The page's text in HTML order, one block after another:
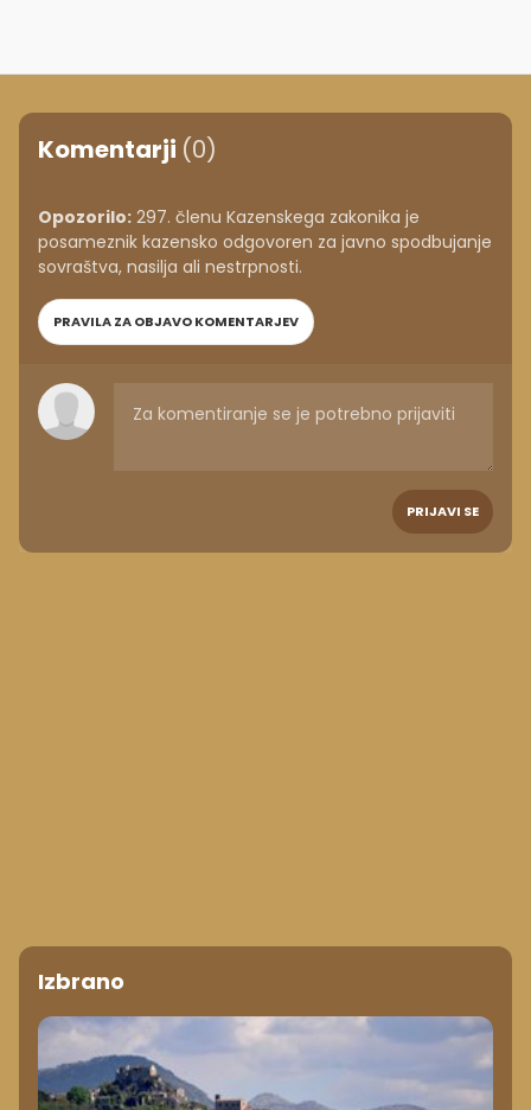
Komentarji (0)
Opozorilo: 297. členu Kazenskega zakonika je
posameznik kazensko odgovoren za javno spodbujanje
sovraštva, nasilja ali nestrpnosti.
PRAVILA ZA OBJAVO KOMENTARJEV
PRIJAVI SE
Izbrano